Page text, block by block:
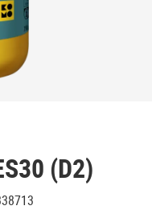
(D2)